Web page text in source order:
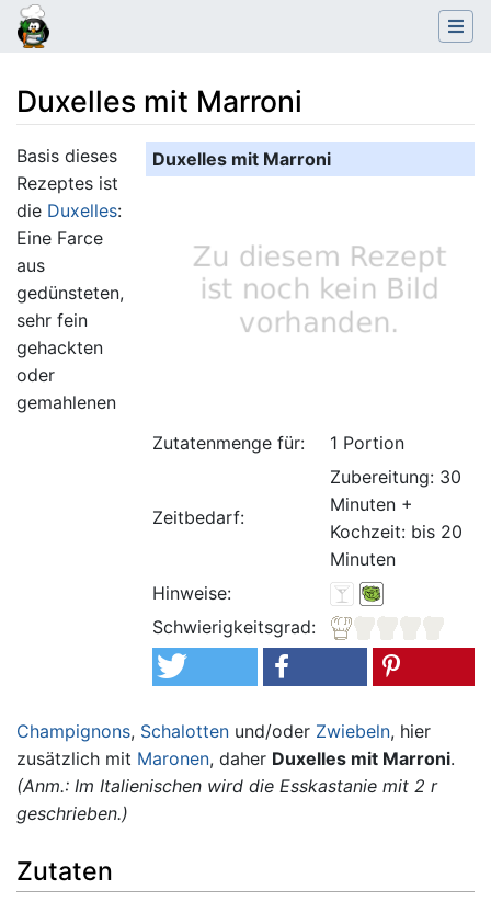
Duxelles mit Marroni
Wechseln zu: Navigation,Suche
Duxelles mit Marroni
Zutatenmenge für: 1 Portion
Zeitbedarf:
Zubereitung: 30
Minuten +
Kochzeit: bis 20
Minuten
Hinweise:
Schwierigkeitsgrad:
Basis dieses
Rezeptes ist
die Duxelles:
Eine Farce
aus
gedünsteten,
sehr fein
gehackten
oder
gemahlenen
Champignons, Schalotten und/oder Zwiebeln, hier
zusätzlich mit Maronen, daher Duxelles mit Marroni.
(Anm.: Im Italienischen wird die Esskastanie mit 2 r
geschrieben.)
Zutaten